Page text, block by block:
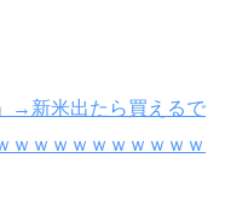
→新米出たら買えるで
ｗｗｗｗｗｗｗｗｗｗ